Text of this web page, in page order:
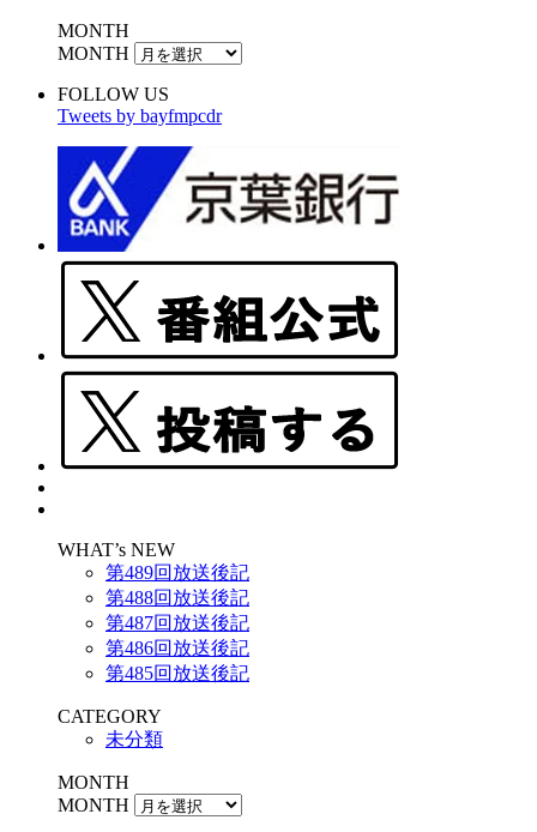
MONTH
MONTH
FOLLOW US
Tweets by bayfmpcdr
WHAT’s NEW
第489回放送後記
第488回放送後記
第487回放送後記
第486回放送後記
第485回放送後記
CATEGORY
未分類
MONTH
MONTH